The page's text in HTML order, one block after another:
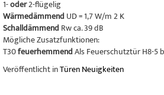
1-oder2-flügelig
Wärmedämmend UD = 1,7 W/m 2 K
Schalldämmend Rw ca. 39 dB
Mögliche Zusatzfunktionen:
T30feuerhemmendAls Feuerschutztür H8-5
Veröffentlicht inTüren Neuigkeiten